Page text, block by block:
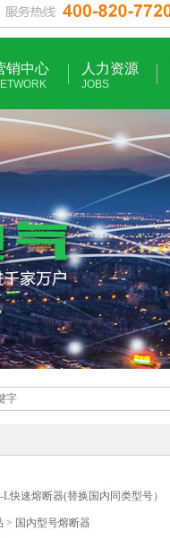
销中心 人力资源
JOBS
快速熔断器(替换国内同类型号）
> 国内型号熔断器